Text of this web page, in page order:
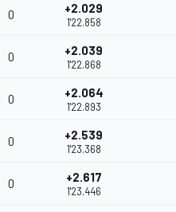
0 +2.029
1'22.858
0 +2.039
1'22.868
0 +2.064
1'22.893
0 +2.539
1'23.368
0 +2.617
1'23.446